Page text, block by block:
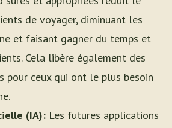
de voyager, diminuant les
et faisant gagner du temps et
Cela libère également des
pour ceux qui ont le plus besoin
(IA): Les futures applications